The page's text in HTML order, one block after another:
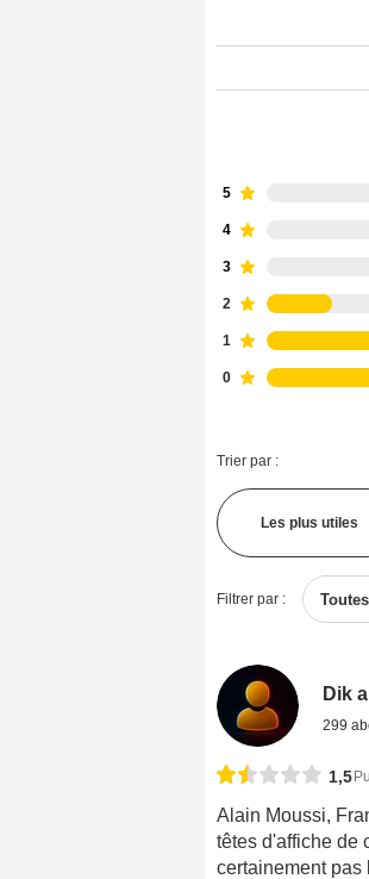
5
4
3
2
1
0
Trier par :
Les plus utiles
Filtrer par :
Dik
299
1,5
Alain Moussi,
têtes d'affiche de
certainement pas